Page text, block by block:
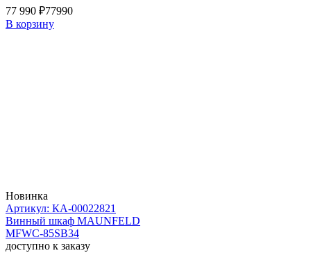
77 990 ₽77990
В корзину
Новинка
Артикул: КА-00022821
Винный шкаф MAUNFELD
MFWC-85SB34
доступно к заказу